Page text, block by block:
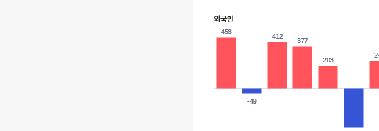
외국인
458
458
-49
-49
412
412
377
377
203
203